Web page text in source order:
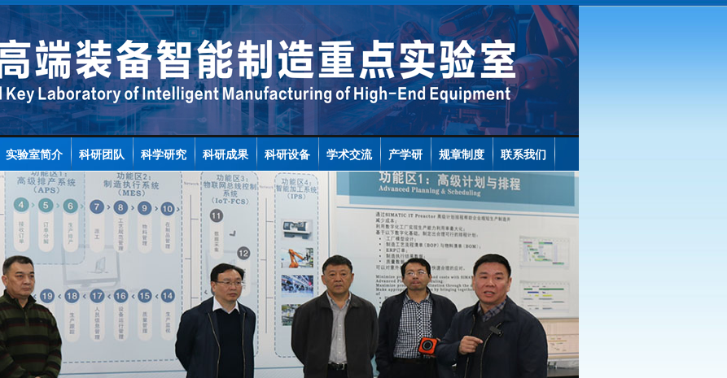
实验室简介 科研团队 科学研究 科研成果 科研设备 学术交流 产学研 规章制度 联系我们